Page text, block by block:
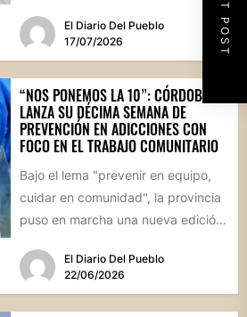
El Diario Del Pueblo
17/07/2026
“NOS PONEMOS LA 10”: CÓRDOBA
LANZA SU DÉCIMA SEMANA DE
PREVENCIÓN EN ADICCIONES CON
FOCO EN EL TRABAJO COMUNITARIO
Bajo el lema "prevenir en equipo,
cuidar en comunidad", la provincia
puso en marcha una nueva edición
El Diario Del Pueblo
22/06/2026